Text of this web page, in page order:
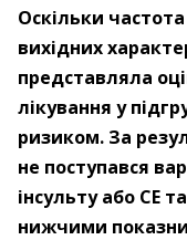
Оскільки
вихідних
представляла
лікування у
ризиком. За
не поступався
інсульту або СЕ
нижчими